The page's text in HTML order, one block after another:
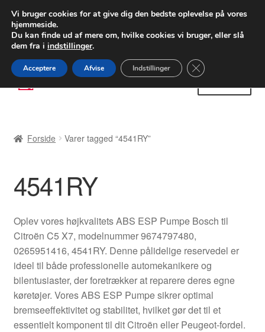
LEVERING fra 55 kr.
FEDEX verdensomspændende forsendelse
80 82 72 02
Spring
til
Spring
til
Betalinger
Kasse
Klageprocedure
Kontakte
Kurv
Forside Varer tagged “4541RY”
4541RY
Oplev vores højkvalitets ABS ESP Pumpe Bosch til
Citroën C5 X7, modelnummer 9674797480,
0265951416, 4541RY. Denne pålidelige reservedel er
ideel til både professionelle automekanikere og
bilentusiaster, der foretrækker at reparere deres egne
køretøjer. Vores ABS ESP Pumpe sikrer optimal
bremseeffektivitet og stabilitet, hvilket gør det til et
essentielt komponent til dit Citroën eller Peugeot-fordel.
Vi bruger cookies for at give dig den bedste oplevelse på vores
hjemmeside.
Du kan finde ud af mere om, hvilke cookies vi bruger, eller slå
dem fra i indstillinger.
Acceptere Afvise Indstillinger Close GDPR